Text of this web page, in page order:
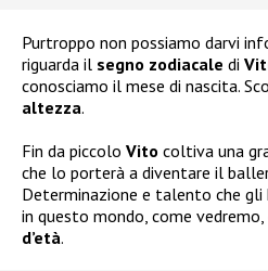
Purtroppo non possiamo darvi
riguarda il segno zodiacale di
conosciamo il mese di nascita.
altezza.
Fin da piccolo Vito coltiva una
che lo porterà a diventare il
Determinazione e talento che gli
in questo mondo, come
d’età.